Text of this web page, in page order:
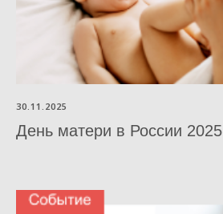
30.11.2025
День матери в России 2025